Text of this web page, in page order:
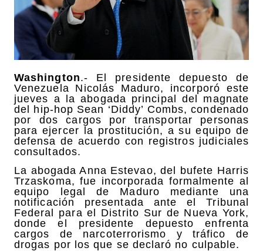
Washington.- El presidente depuesto de
Venezuela Nicolás Maduro, incorporó este
jueves a la abogada principal del magnate
del hip-hop Sean ‘Diddy’ Combs, condenado
por dos cargos por transportar personas
para ejercer la prostitución, a su equipo de
defensa de acuerdo con registros judiciales
consultados.
La abogada Anna Estevao, del bufete Harris
Trzaskoma, fue incorporada formalmente al
equipo legal de Maduro mediante una
notificación presentada ante el Tribunal
Federal para el Distrito Sur de Nueva York,
donde el presidente depuesto enfrenta
cargos de narcoterrorismo y tráfico de
drogas por los que se declaró no culpable.